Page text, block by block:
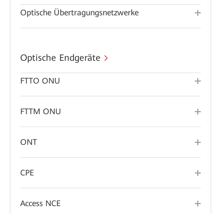
Optische Übertragungsnetzwerke
Optische Endgeräte
FTTO ONU
FTTM ONU
ONT
CPE
Access NCE